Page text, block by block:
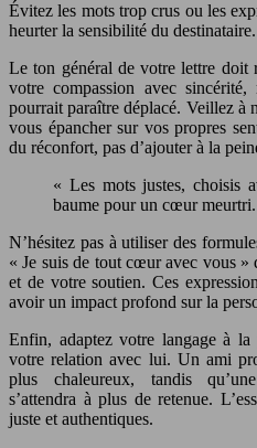
Évitez les mots trop crus ou les
heurter la sensibilité du destinataire.
Le ton général de votre lettre doit
votre compassion avec
pourrait paraître déplacé. Veillez à
vous épancher sur vos propres
du réconfort, pas d’ajouter à la
« Les mots justes, choisis
baume pour un cœur
N’hésitez pas à utiliser des
« Je suis de tout cœur avec vous »
et de votre soutien. Ces
avoir un impact profond sur la
Enfin, adaptez votre langage à la
votre relation avec lui. Un ami
plus chaleureux, tandis
s’attendra à plus de retenue.
juste et authentiques.